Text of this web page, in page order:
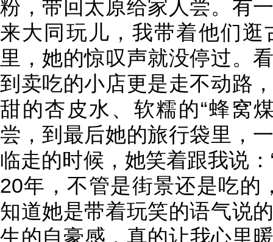
粉，带回太原给家人尝。有
来大同玩儿，我带着他们
里，她的惊叹声就没停过。
到卖吃的小店更是走不动路
甜的杏皮水、软糯的“蜂窝
尝，到最后她的旅行袋里，
临走的时候，她笑着跟我说
20年，不管是街景还是吃的
知道她是带着玩笑的语气说
生的自豪感，真的让我心里